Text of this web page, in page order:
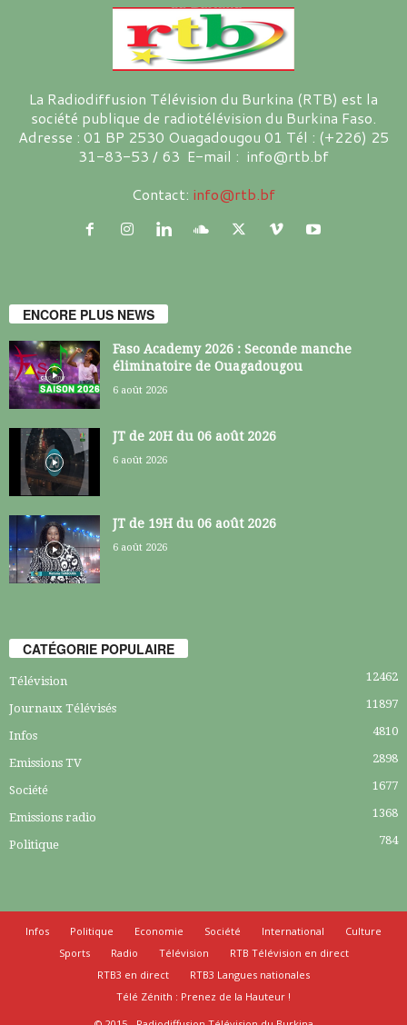
La Radiodiffusion Télévision du Burkina (RTB) est la
société publique de radiotélévision du Burkina Faso.
Adresse : 01 BP 2530 Ouagadougou 01 Tél : (+226) 25
31-83-53 / 63 E-mail : info@rtb.bf
Contact: info@rtb.bf
ENCORE PLUS NEWS
Faso Academy 2026 : Seconde manche
éliminatoire de Ouagadougou
6 août 2026
JT de 20H du 06 août 2026
6 août 2026
JT de 19H du 06 août 2026
6 août 2026
CATÉGORIE POPULAIRE
Télévision 12462
Journaux Télévisés 11897
Infos 4810
Emissions TV 2898
Société 1677
Emissions radio 1368
Politique 784
Infos Politique Economie Société International
Culture
Sports
Radio Télévision
RTB Télévision en direct
RTB3 en direct
RTB3 Langues nationales
Télé Zénith : Prenez de la Hauteur !